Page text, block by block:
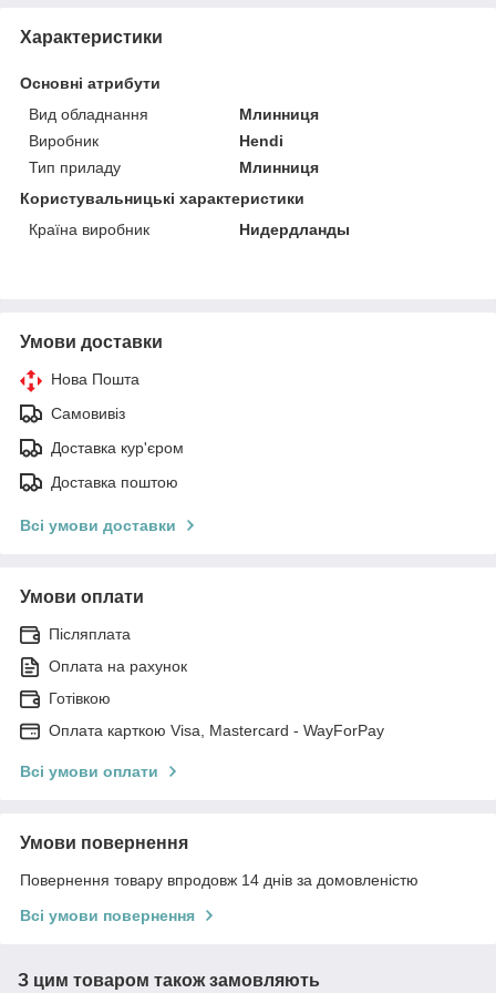
Характеристики
Основні атрибути
Вид обладнання
Млинниця
Виробник
Hendi
Тип приладу
Млинниця
Користувальницькі характеристики
Країна виробник
Нидердланды
Умови доставки
Нова Пошта
Самовивіз
Доставка кур'єром
Доставка поштою
Всі умови доставки
Умови оплати
Післяплата
Оплата на рахунок
Готівкою
Оплата карткою Visa, Mastercard - WayForPay
Всі умови оплати
Умови повернення
Повернення товару впродовж 14 днів за домовленістю
Всі умови повернення
З цим товаром також замовляють